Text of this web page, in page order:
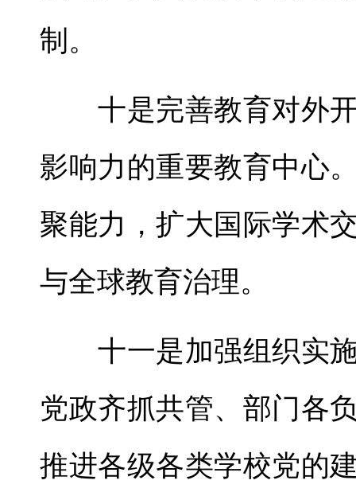
制。
十是完善教育对外开
影响力的重要教育中心
聚能力，扩大国际学术
与全球教育治理。
十一是加强组织实施
党政齐抓共管、部门各
推进各级各类学校党的